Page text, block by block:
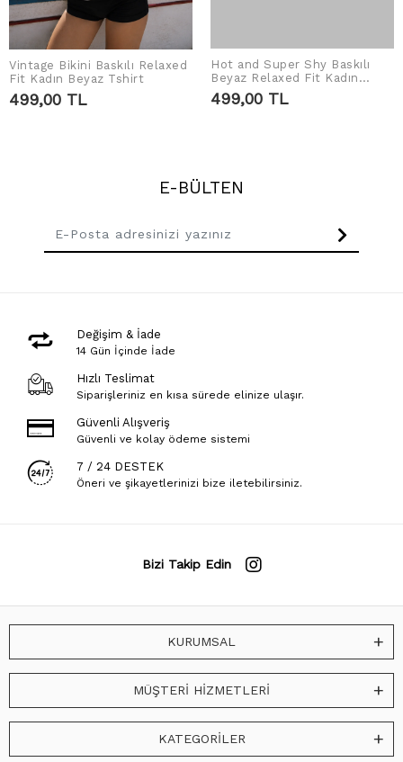
SEPETE EKLE
Vintage Bikini Baskılı Relaxed
Fit Kadın Beyaz Tshirt
499,00 TL
SEPETE EKLE
Hot and Super Shy Baskılı
Beyaz Relaxed Fit Kadın
Tshirt
499,00 TL
E-BÜLTEN
Değişim & İade
14 Gün İçinde İade
Hızlı Teslimat
Siparişleriniz en kısa sürede elinize ulaşır.
Güvenli Alışveriş
Güvenli ve kolay ödeme sistemi
7 / 24 DESTEK
Öneri ve şikayetlerinizi bize iletebilirsiniz.
Bizi Takip Edin
KURUMSAL
MÜŞTERİ HİZMETLERİ
KATEGORİLER